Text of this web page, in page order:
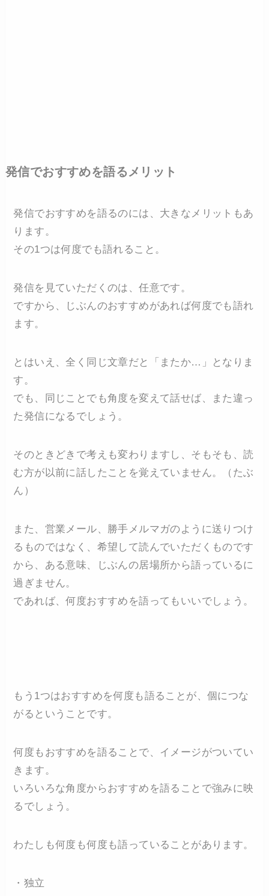
発信でおすすめを語るメリット
発信でおすすめを語るのには、大きなメリットもあ
ります。
その1つは何度でも語れること。
発信を見ていただくのは、任意です。
ですから、じぶんのおすすめがあれば何度でも語れ
ます。
とはいえ、全く同じ文章だと「またか…」となりま
す。
でも、同じことでも角度を変えて話せば、また違っ
た発信になるでしょう。
そのときどきで考えも変わりますし、そもそも、読
む方が以前に話したことを覚えていません。（たぶ
ん）
また、営業メール、勝手メルマガのように送りつけ
るものではなく、希望して読んでいただくものです
から、ある意味、じぶんの居場所から語っているに
過ぎません。
であれば、何度おすすめを語ってもいいでしょう。
もう1つはおすすめを何度も語ることが、個につな
がるということです。
何度もおすすめを語ることで、イメージがついてい
きます。
いろいろな角度からおすすめを語ることで強みに映
るでしょう。
わたしも何度も何度も語っていることがあります。
・独立